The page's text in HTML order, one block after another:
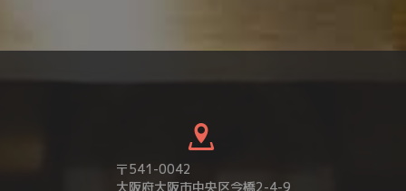
〒541-0042
大阪府大阪市中央区今橋2-4-9